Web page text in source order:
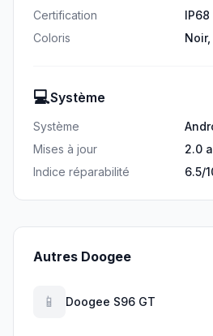
Certification
IP68
Coloris
💻Système
Système
Mises à jour
2.0
Indice réparabilité
6.5/
Autres Doogee
📱 Doogee S96 GT